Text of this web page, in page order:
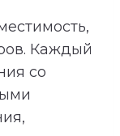
Каждый
со